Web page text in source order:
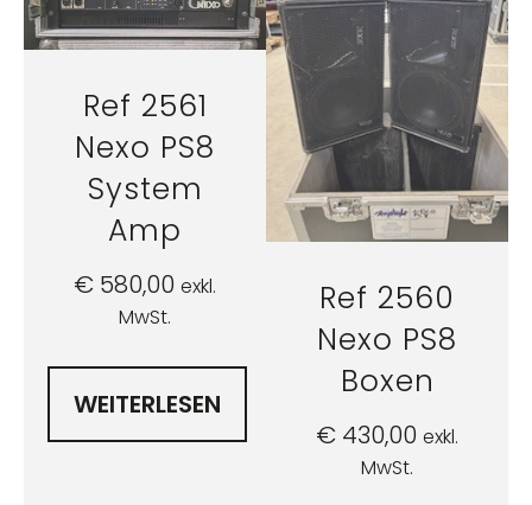
Ref 2561
Nexo PS8
System
Amp
€ 580,00 exkl.
MwSt.
WEITERLESEN
Ref 2560
Nexo PS8
Boxen
€ 430,00 exkl.
MwSt.